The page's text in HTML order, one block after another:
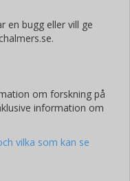
en bugg eller vill ge
om forskning på
information om
vilka som kan se